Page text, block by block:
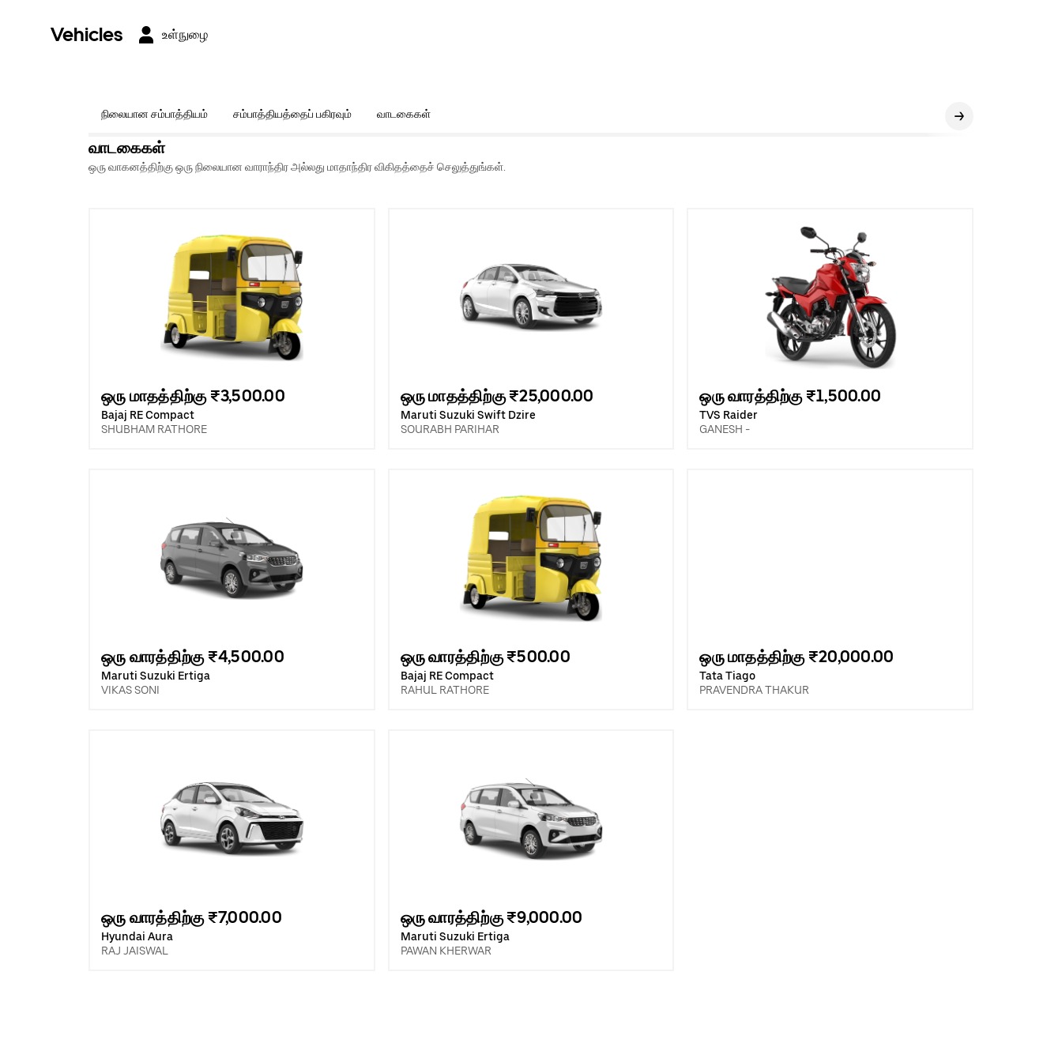
Vehicles உள்நுழை
நிலையான சம்பாத்தியம் சம்பாத்தியத்தைப் பகிரவும் வாடகைகள்
வாடகைகள்
ஒரு வாகனத்திற்கு ஒரு நிலையான வாராந்திர அல்லது மாதாந்திர விகிதத்தைச் செலுத்துங்கள்.
ஒரு மாதத்திற்கு ₹3,500.00
Bajaj RE Compact
SHUBHAM RATHORE
ஒரு மாதத்திற்கு ₹25,000.00
Maruti Suzuki Swift Dzire
SOURABH PARIHAR
ஒரு வாரத்திற்கு ₹1,500.00
TVS Raider
GANESH -
ஒரு வாரத்திற்கு ₹4,500.00
Maruti Suzuki Ertiga
VIKAS SONI
ஒரு வாரத்திற்கு ₹500.00
Bajaj RE Compact
RAHUL RATHORE
ஒரு மாதத்திற்கு ₹20,000.00
Tata Tiago
PRAVENDRA THAKUR
ஒரு வாரத்திற்கு ₹7,000.00
Hyundai Aura
RAJ JAISWAL
ஒரு வாரத்திற்கு ₹9,000.00
Maruti Suzuki Ertiga
PAWAN KHERWAR